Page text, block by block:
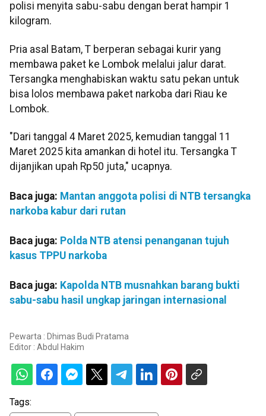
polisi menyita sabu-sabu dengan berat hampir 1
kilogram.
Pria asal Batam, T berperan sebagai kurir yang
membawa paket ke Lombok melalui jalur darat.
Tersangka menghabiskan waktu satu pekan untuk
bisa lolos membawa paket narkoba dari Riau ke
Lombok.
"Dari tanggal 4 Maret 2025, kemudian tanggal 11
Maret 2025 kita amankan di hotel itu. Tersangka T
dijanjikan upah Rp50 juta," ucapnya.
Baca juga: Mantan anggota polisi di NTB tersangka
narkoba kabur dari rutan
Baca juga: Polda NTB atensi penanganan tujuh
kasus TPPU narkoba
Baca juga: Kapolda NTB musnahkan barang bukti
sabu-sabu hasil ungkap jaringan internasional
Pewarta : Dhimas Budi Pratama
Editor : Abdul Hakim
Tags: